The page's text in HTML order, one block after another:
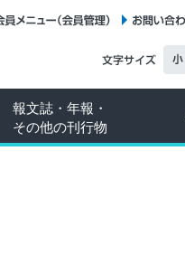
報文誌・年報・
その他の刊行物